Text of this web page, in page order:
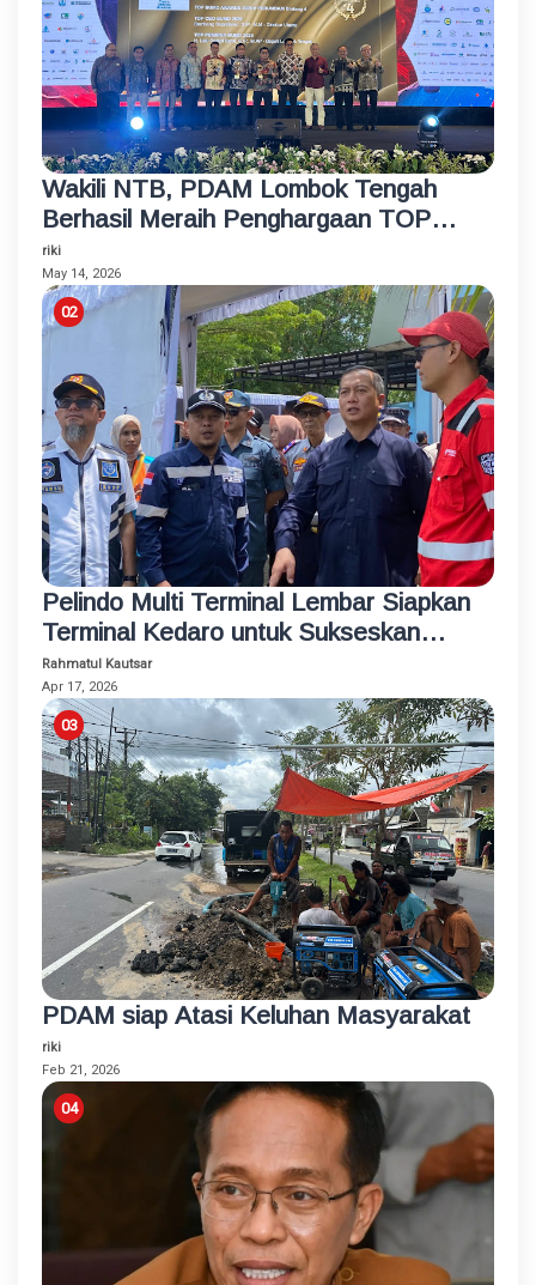
Wakili NTB, PDAM Lombok Tengah
Berhasil Meraih Penghargaan TOP
BUMD Bintang 4 Tahun 2026
riki
May 14, 2026
Pelindo Multi Terminal Lembar Siapkan
Terminal Kedaro untuk Sukseskan
Program Mudik Gratis 2026
Rahmatul Kautsar
Apr 17, 2026
PDAM siap Atasi Keluhan Masyarakat
riki
Feb 21, 2026